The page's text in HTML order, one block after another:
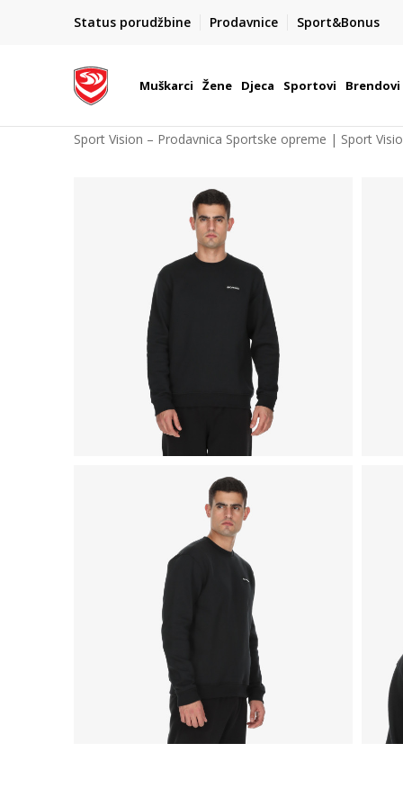
Status porudžbine Prodavnice Sport&Bonus
po vašem
PLAĆANJE NA RATE
do 6 mjesečnih rata bez kamatePogledaj više
Muškarci Žene Djeca Sportovi Brendovi
Sport Vision – Prodavnica Sportske opreme | Sport